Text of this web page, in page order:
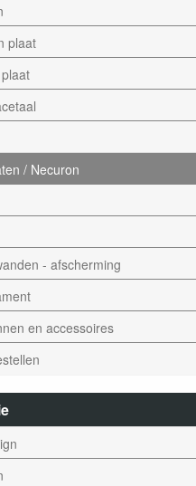
plaat
/ Necuron
- afscherming
en accessoires